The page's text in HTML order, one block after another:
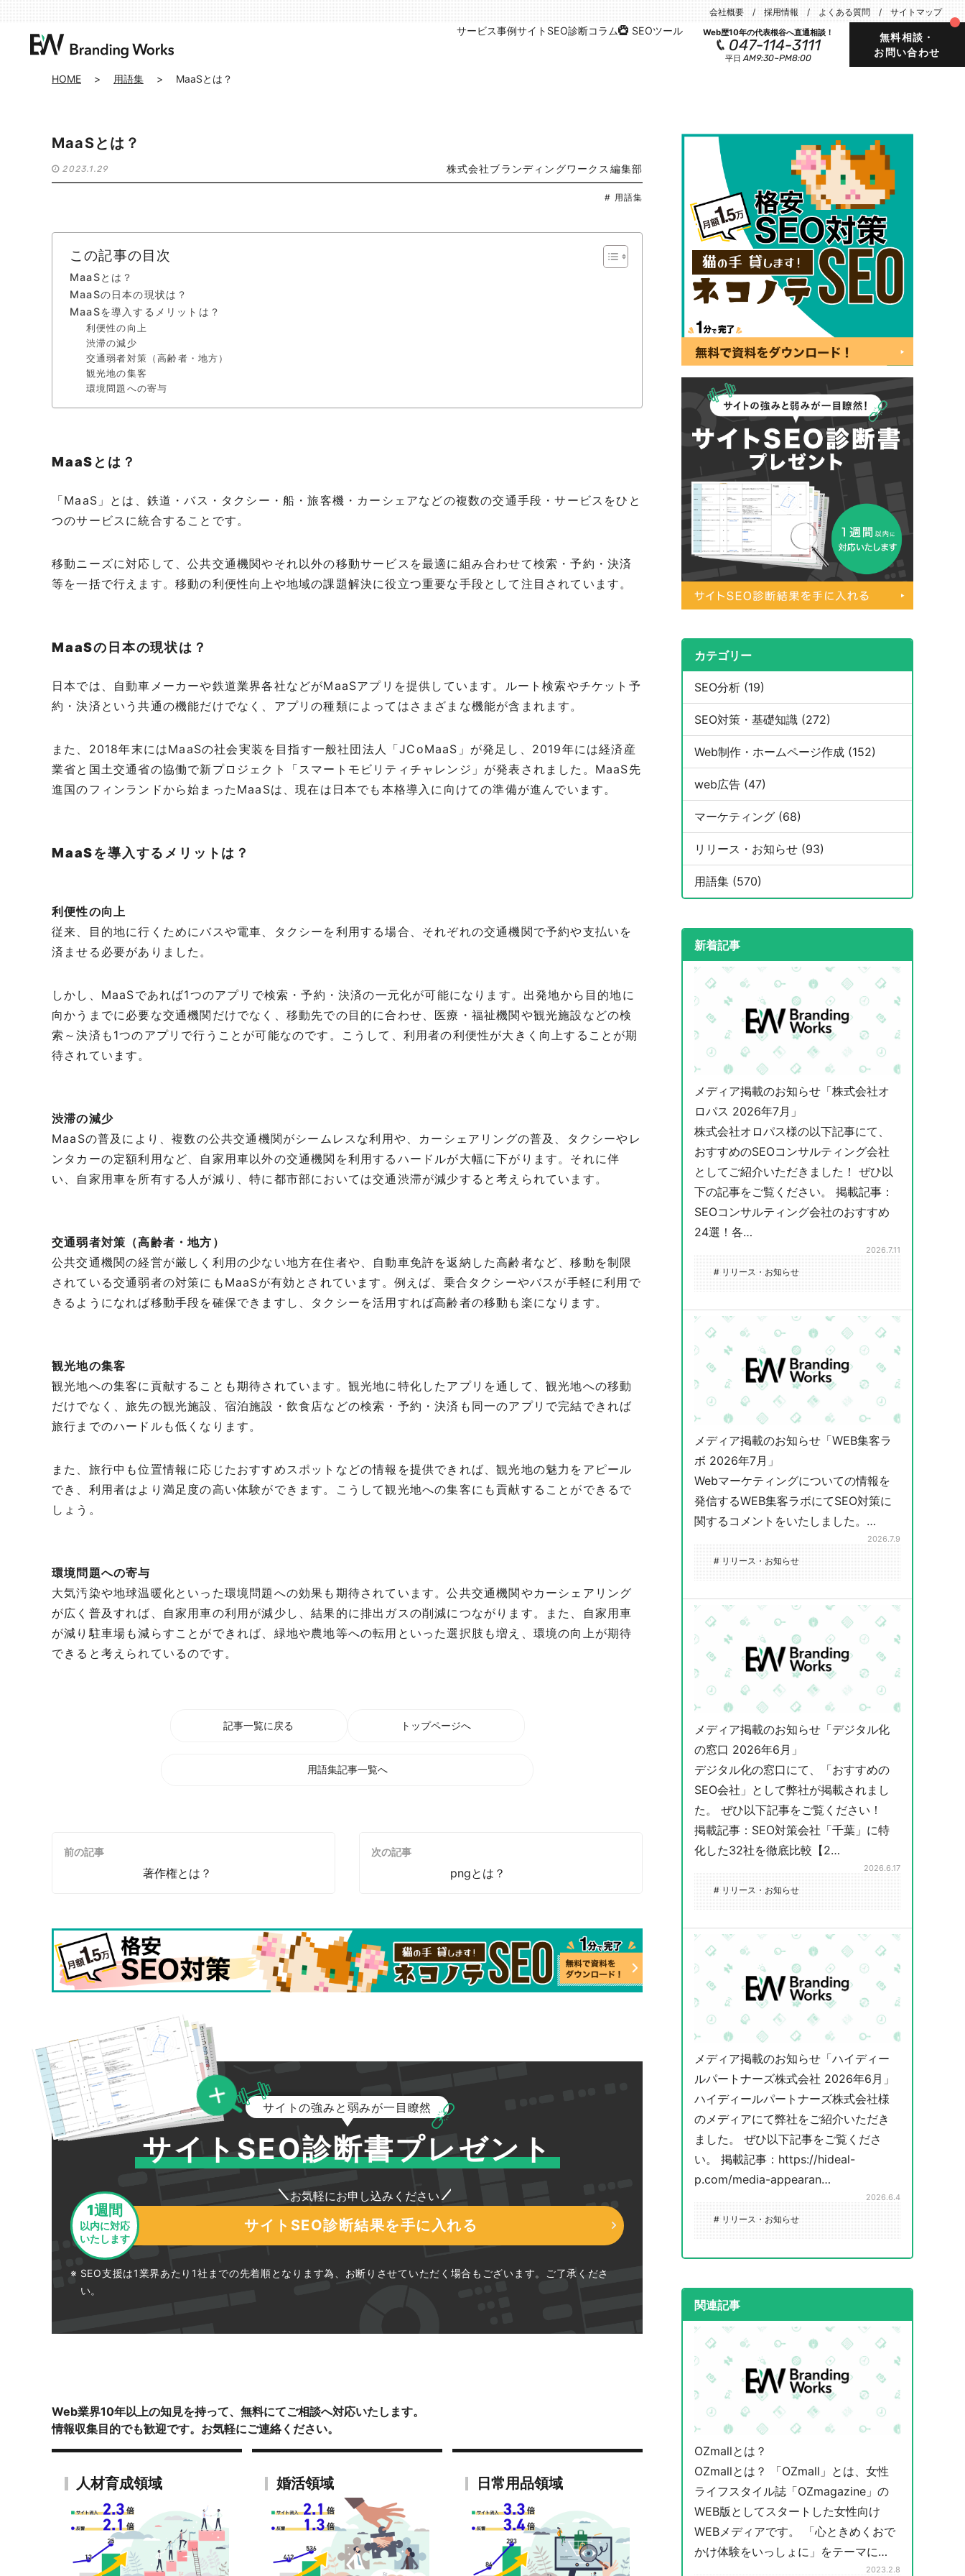
会社概要 採用情報 よくある質問 サイトマップ
サービス事例サイトSEO診断コラム SEOツール Web歴10年の代表根谷へ直通相談！
047-114-3111
平日AM9:30~PM8:00
無料相談・
お問い合わせ
HOME > 用語集 > MaaSとは？
MaaSとは？
2023.1.29 株式会社ブランディングワークス編集部
# 用語集
この記事の目次
MaaSとは？
MaaSの日本の現状は？
MaaSを導入するメリットは？
利便性の向上
渋滞の減少
交通弱者対策（高齢者・地方）
観光地の集客
環境問題への寄与
MaaSとは？
「MaaS」とは、鉄道・バス・タクシー・船・旅客機・カーシェアなどの複数の交通手段・サービスをひと
つのサービスに統合することです。
移動ニーズに対応して、公共交通機関やそれ以外の移動サービスを最適に組み合わせて検索・予約・決済
等を一括で行えます。移動の利便性向上や地域の課題解決に役立つ重要な手段として注目されています。
MaaSの日本の現状は？
日本では、自動車メーカーや鉄道業界各社などがMaaSアプリを提供しています。ルート検索やチケット予
約・決済という共通の機能だけでなく、アプリの種類によってはさまざまな機能が含まれます。
また、2018年末にはMaaSの社会実装を目指す一般社団法人「JCoMaaS」が発足し、2019年には経済産
業省と国土交通省の協働で新プロジェクト「スマートモビリティチャレンジ」が発表されました。MaaS先
進国のフィンランドから始まったMaaSは、現在は日本でも本格導入に向けての準備が進んでいます。
MaaSを導入するメリットは？
利便性の向上
従来、目的地に行くためにバスや電車、タクシーを利用する場合、それぞれの交通機関で予約や支払いを
済ませる必要がありました。
しかし、MaaSであれば1つのアプリで検索・予約・決済の一元化が可能になります。出発地から目的地に
向かうまでに必要な交通機関だけでなく、移動先での目的に合わせ、医療・福祉機関や観光施設などの検
索～決済も1つのアプリで行うことが可能なのです。こうして、利用者の利便性が大きく向上することが期
待されています。
渋滞の減少
MaaSの普及により、複数の公共交通機関がシームレスな利用や、カーシェアリングの普及、タクシーやレ
ンタカーの定額利用など、自家用車以外の交通機関を利用するハードルが大幅に下がります。それに伴
い、自家用車を所有する人が減り、特に都市部においては交通渋滞が減少すると考えられています。
交通弱者対策（高齢者・地方）
公共交通機関の経営が厳しく利用の少ない地方在住者や、自動車免許を返納した高齢者など、移動を制限
されている交通弱者の対策にもMaaSが有効とされています。例えば、乗合タクシーやバスが手軽に利用で
きるようになれば移動手段を確保できますし、タクシーを活用すれば高齢者の移動も楽になります。
観光地の集客
観光地への集客に貢献することも期待されています。観光地に特化したアプリを通して、観光地への移動
だけでなく、旅先の観光施設、宿泊施設・飲食店などの検索・予約・決済も同一のアプリで完結できれば
旅行までのハードルも低くなります。
また、旅行中も位置情報に応じたおすすめスポットなどの情報を提供できれば、観光地の魅力をアピール
でき、利用者はより満足度の高い体験ができます。こうして観光地への集客にも貢献することができるで
しょう。
環境問題への寄与
大気汚染や地球温暖化といった環境問題への効果も期待されています。公共交通機関やカーシェアリング
が広く普及すれば、自家用車の利用が減少し、結果的に排出ガスの削減につながります。また、自家用車
が減り駐車場も減らすことができれば、緑地や農地等への転用といった選択肢も増え、環境の向上が期待
できると考えられているのです。
記事一覧に戻る トップページへ
用語集記事一覧へ
前の記事
著作権とは？
次の記事
pngとは？
サイトの強みと弱みが一目瞭然
サイトSEO診断書プレゼント
お気軽にお申し込みください
1週間
以内に対応
いたします
サイトSEO診断結果を手に入れる
SEO支援は1業界あたり1社までの先着順となります為、お断りさせていただく場合もございます。ご了承くださ
い。
Web業界10年以上の知見を持って、無料にてご相談へ対応いたします。
情報収集目的でも歓迎です。お気軽にご連絡ください。
人材育成領域 婚活領域 日常用品領域
カテゴリー
SEO分析 (19)
SEO対策・基礎知識 (272)
Web制作・ホームページ作成 (152)
web広告 (47)
マーケティング (68)
リリース・お知らせ (93)
用語集 (570)
新着記事
メディア掲載のお知らせ「株式会社オ
ロパス 2026年7月」
株式会社オロパス様の以下記事にて、
おすすめのSEOコンサルティング会社
としてご紹介いただきました！ ぜひ以
下の記事をご覧ください。 掲載記事：
SEOコンサルティング会社のおすすめ
24選！各…
2026.7.11
# リリース・お知らせ
メディア掲載のお知らせ「WEB集客ラ
ボ 2026年7月」
Webマーケティングについての情報を
発信するWEB集客ラボにてSEO対策に
関するコメントをいたしました。…
2026.7.9
# リリース・お知らせ
メディア掲載のお知らせ「デジタル化
の窓口 2026年6月」
デジタル化の窓口にて、「おすすめの
SEO会社」として弊社が掲載されまし
た。 ぜひ以下記事をご覧ください！
掲載記事：SEO対策会社「千葉」に特
化した32社を徹底比較【2…
2026.6.17
# リリース・お知らせ
メディア掲載のお知らせ「ハイディー
ルパートナーズ株式会社 2026年6月」
ハイディールパートナーズ株式会社様
のメディアにて弊社をご紹介いただき
ました。 ぜひ以下記事をご覧くださ
い。 掲載記事：https://hideal-
p.com/media-appearan…
2026.6.4
# リリース・お知らせ
関連記事
OZmallとは？
OZmallとは？ 「OZmall」とは、女性
ライフスタイル誌「OZmagazine」の
WEB版としてスタートした女性向け
WEBメディアです。 「心ときめくおで
かけ体験をいっしょに」をテーマに…
2023.2.8